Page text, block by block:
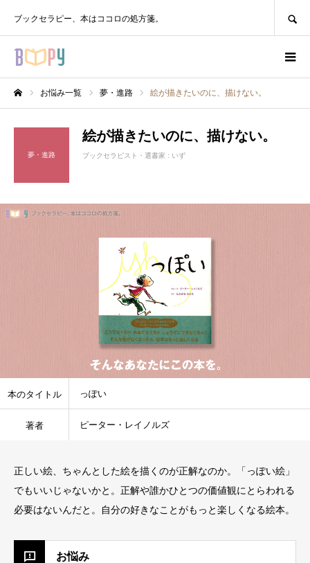
ブックセラピー、本はココロの処方箋。
お悩み一覧 夢・進路 絵が描きたいのに、描けない。
夢・進路
絵が描きたいのに、描けない。
ブックセラピスト・選書家 : いず
本のタイトル っぽい
著者 ピーター・レイノルズ
正しい絵、ちゃんとした絵を描くのが正解なのか。「っぽい絵」
でもいいじゃないかと。正解や誰かひとつの価値観にとらわれる
必要はないんだと。自分の好きなことがもっと楽しくなる絵本。
お悩み